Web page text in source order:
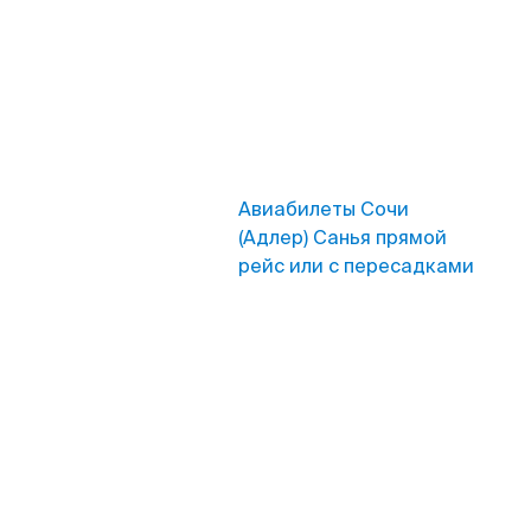
Авиабилеты Сочи
(Адлер) Санья прямой
рейс или с пересадками